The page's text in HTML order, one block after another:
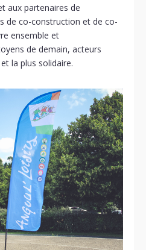
aux partenaires de
de co-construction et de co-
ensemble et
de demain, acteurs
la plus solidaire.